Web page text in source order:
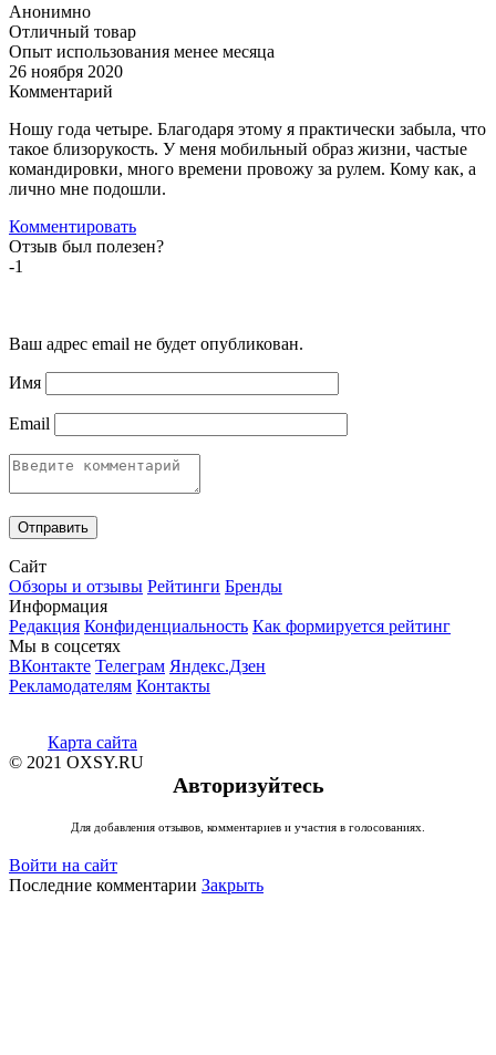
Анонимно
Отличный товар
Опыт использования менее месяца
26 ноября 2020
Комментарий
Ношу года четыре. Благодаря этому я практически забыла, что
такое близорукость. У меня мобильный образ жизни, частые
командировки, много времени провожу за рулем. Кому как, а
лично мне подошли.
Комментировать
Отзыв был полезен?
-1
Ваш адрес email не будет опубликован.
Имя
Email
Сайт
Обзоры и отзывы Рейтинги Бренды
Информация
Редакция Конфиденциальность Как формируется рейтинг
Мы в соцсетях
ВКонтакте Телеграм Яндекс.Дзен
Рекламодателям Контакты
Карта сайта
© 2021 OXSY.RU
Авторизуйтесь
Для добавления отзывов, комментариев и участия в голосованиях.
Войти на сайт
Последние комментарии Закрыть